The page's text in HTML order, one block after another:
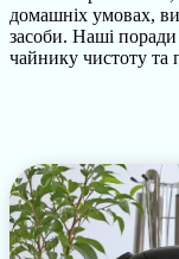
домашніх умовах,
засоби. Наші
чайнику чистоту та